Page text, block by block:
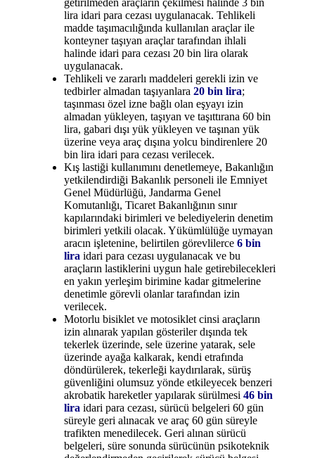
lira idari para cezası uygulanacak. Tehlikeli
madde taşımacılığında kullanılan araçlar ile
konteyner taşıyan araçlar tarafından ihlali
halinde idari para cezası 20 bin lira olarak
uygulanacak.
Tehlikeli ve zararlı maddeleri gerekli izin ve
tedbirler almadan taşıyanlara20 bin lira;
taşınması özel izne bağlı olan eşyayı izin
almadan yükleyen, taşıyan ve taşıttırana 60 bin
lira, gabari dışı yük yükleyen ve taşınan yük
üzerine veya araç dışına yolcu bindirenlere 20
bin lira idari para cezası verilecek.
Kış lastiği kullanımını denetlemeye, Bakanlığın
yetkilendirdiği Bakanlık personeli ile Emniyet
Genel Müdürlüğü, Jandarma Genel
Komutanlığı, Ticaret Bakanlığının sınır
kapılarındaki birimleri ve belediyelerin denetim
birimleri yetkili olacak. Yükümlülüğe uymayan
aracın işletenine, belirtilen görevlilerce6 bin
lira idari para cezası uygulanacak ve bu
araçların lastiklerini uygun hale getirebilecekleri
en yakın yerleşim birimine kadar gitmelerine
denetimle görevli olanlar tarafından izin
verilecek.
Motorlu bisiklet ve motosiklet cinsi araçların
izin alınarak yapılan gösteriler dışında tek
tekerlek üzerinde, sele üzerine yatarak, sele
üzerinde ayağa kalkarak, kendi etrafında
döndürülerek, tekerleği kaydırılarak, sürüş
güvenliğini olumsuz yönde etkileyecek benzeri
akrobatik hareketler yapılarak sürülmesi46 bin
lira idari para cezası, sürücü belgeleri 60 gün
süreyle geri alınacak ve araç 60 gün süreyle
trafikten menedilecek. Geri alınan sürücü
belgeleri, süre sonunda sürücünün psikoteknik